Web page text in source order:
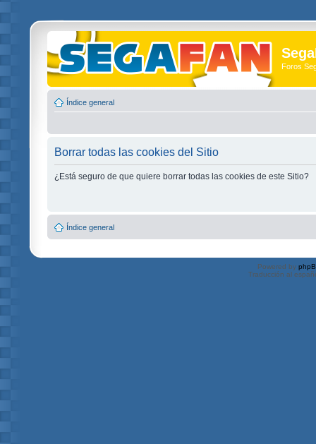
Foros
Índice general
Borrar todas las cookies del Sitio
¿Está seguro de que quiere borrar todas las cookies de este Sitio?
Índice general
Powered by
Traducción al